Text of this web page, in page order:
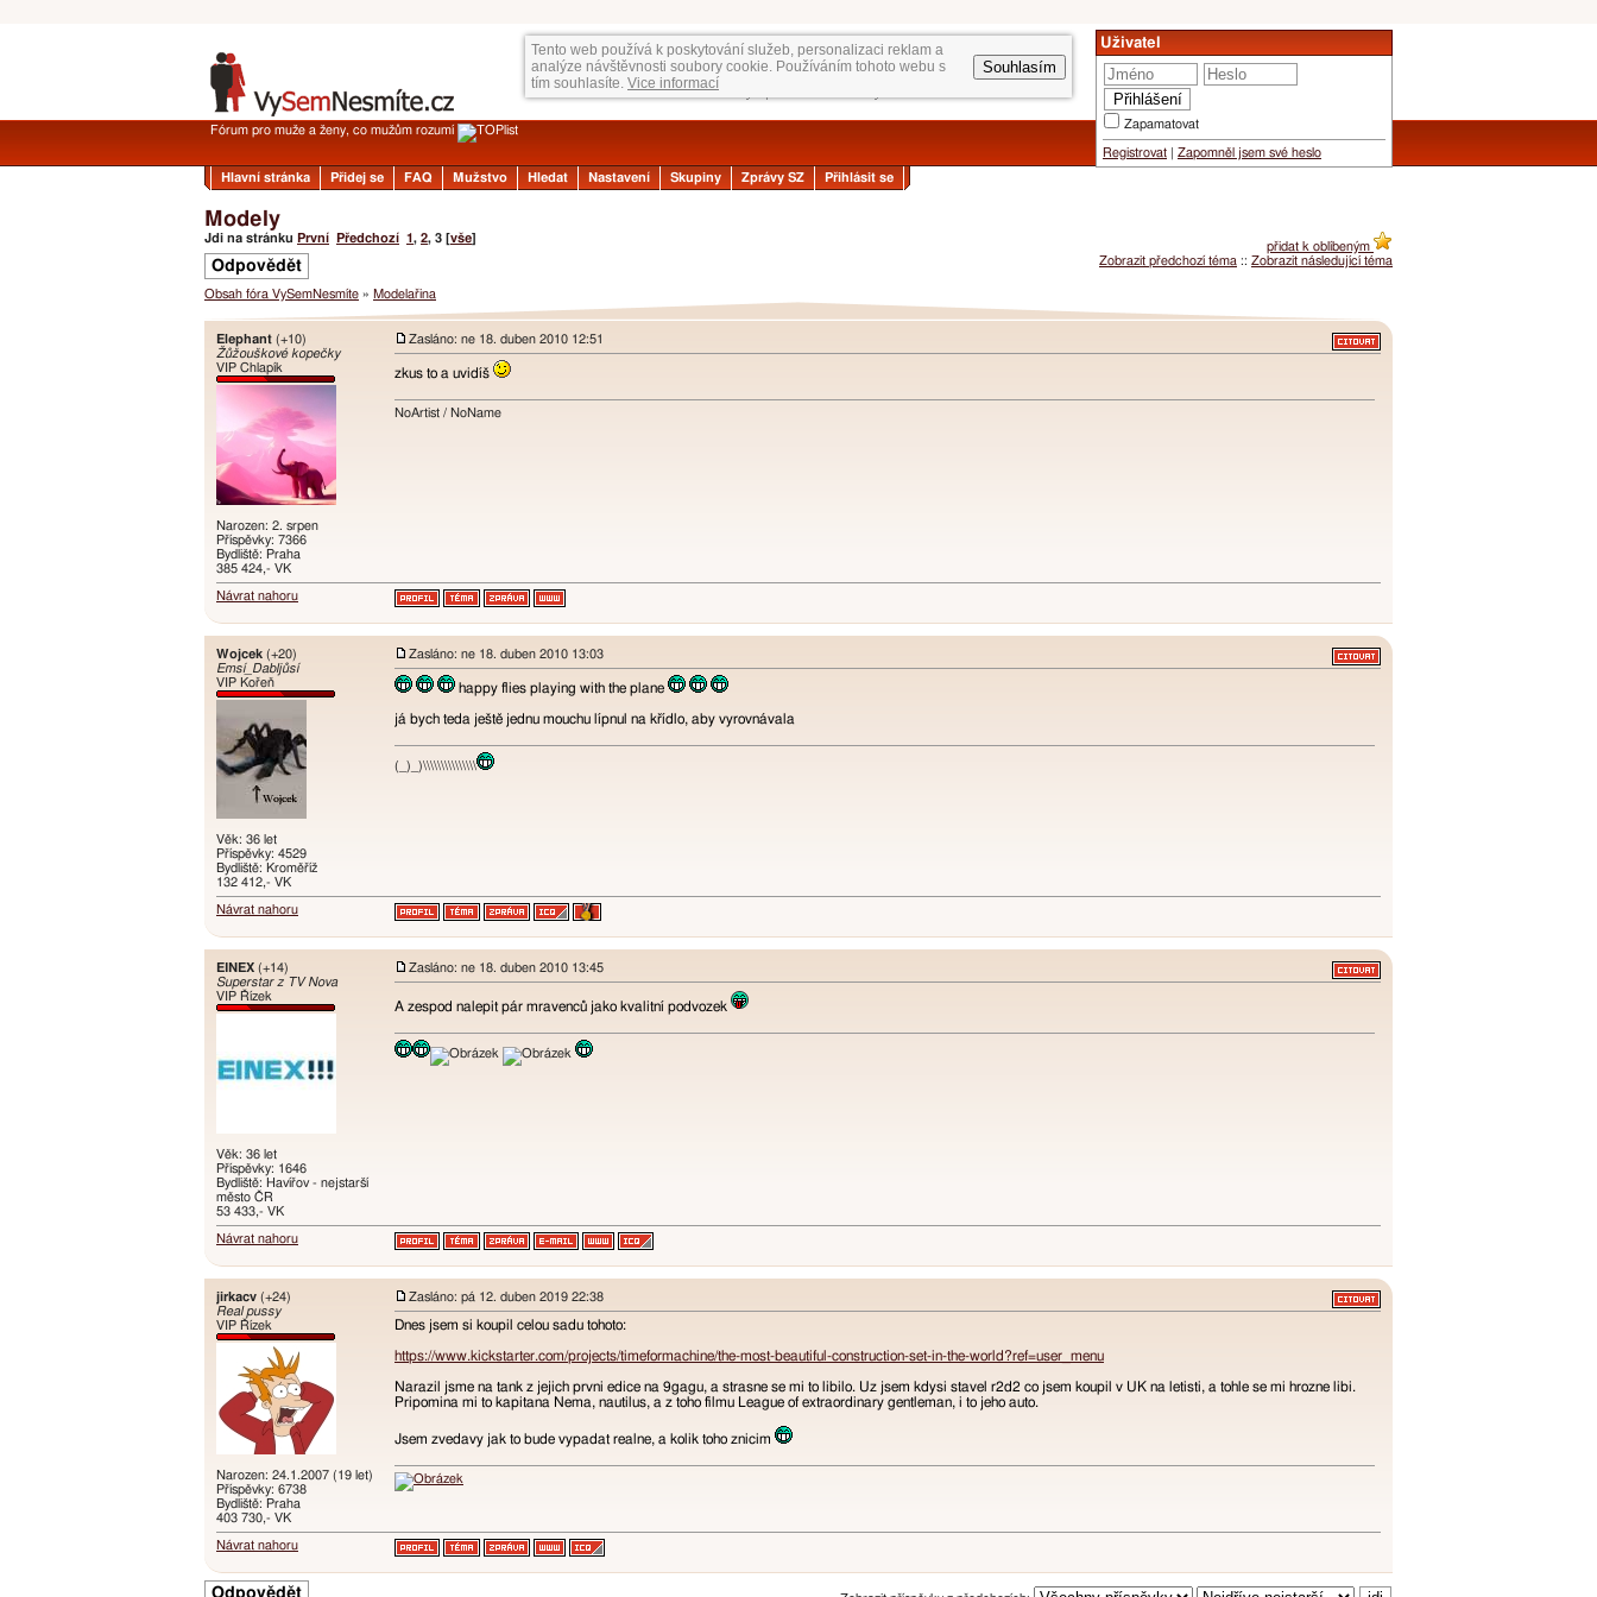
Tento web používá k poskytování služeb, personalizaci reklam a
analýze návštěvnosti soubory cookie. Používáním tohoto webu s
tím souhlasíte. Vice informací
Souhlasím
Uživatel
Zapamatovat
Registrovat Zapomněl jsem své heslo
Fórum pro muže a ženy, co mužům rozumí
Hlavní stránka Přidej se FAQ Mužstvo Hledat Nastavení Skupiny Zprávy SZ Přihlásit se
Modely
přidat k oblíbeným
Zobrazit předchozí téma :: Zobrazit následující téma
Jdi na stránku První Předchozí 1, 2, 3 [vše]
Odpovědět
Obsah fóra VySemNesmíte » Modelařina
Elephant (+10)
Žůžouškové kopečky
VIP Chlapík
Narozen: 2. srpen
Příspěvky: 7366
Bydliště: Praha
385 424,- VK
Zasláno: ne 18. duben 2010 12:51
zkus to a uvidíš
NoArtist / NoName
Návrat nahoru
Wojcek (+20)
Emsí_Dabljůsí
VIP Kořeň
Věk: 36 let
Příspěvky: 4529
Bydliště: Kroměříž
132 412,- VK
Zasláno: ne 18. duben 2010 13:03
happy flies playing with the plane
já bych teda ještě jednu mouchu lípnul na křídlo, aby vyrovnávala
(_)_)\\\\\\\\\\\\\\\
Návrat nahoru
EINEX (+14)
Superstar z TV Nova
VIP Řízek
Věk: 36 let
Příspěvky: 1646
Bydliště: Havířov - nejstarší
město ČR
53 433,- VK
Zasláno: ne 18. duben 2010 13:45
A zespod nalepit pár mravenců jako kvalitní podvozek
Návrat nahoru
jirkacv (+24)
Real pussy
VIP Řízek
Narozen: 24.1.2007 (19 let)
Příspěvky: 6738
Bydliště: Praha
403 730,- VK
Zasláno: pá 12. duben 2019 22:38
Dnes jsem si koupil celou sadu tohoto:
https://www.kickstarter.com/projects/timeformachine/the-most-beautiful-construction-set-in-the-world?ref=user_menu
Narazil jsme na tank z jejich prvni edice na 9gagu, a strasne se mi to libilo. Uz jsem kdysi stavel r2d2 co jsem koupil v UK na letisti, a tohle se mi hrozne libi.
Pripomina mi to kapitana Nema, nautilus, a z toho filmu League of extraordinary gentleman, i to jeho auto.
Jsem zvedavy jak to bude vypadat realne, a kolik toho znicim
Návrat nahoru
Odpovědět